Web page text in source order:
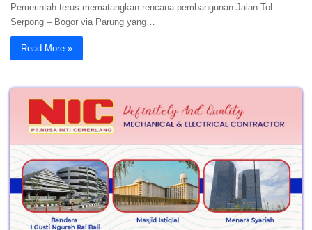
Pemerintah terus mematangkan rencana pembangunan Jalan Tol
Serpong – Bogor via Parung yang…
Read More »